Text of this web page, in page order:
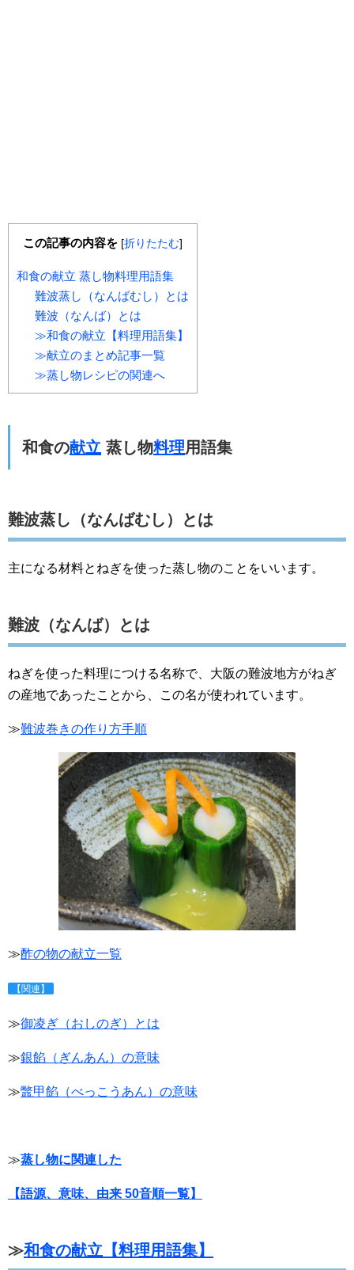
この記事の内容を [折りたたむ]
和食の献立 蒸し物料理用語集
難波蒸し（なんばむし）とは
難波（なんば）とは
≫和食の献立【料理用語集】
≫献立のまとめ記事一覧
≫蒸し物レシピの関連へ
和食の献立 蒸し物料理用語集
難波蒸し（なんばむし）とは
主になる材料とねぎを使った蒸し物のことをいいます。
難波（なんば）とは
ねぎを使った料理につける名称で、大阪の難波地方がねぎ
の産地であったことから、この名が使われています。
≫難波巻きの作り方手順
≫酢の物の献立一覧
【関連】
≫御凌ぎ（おしのぎ）とは
≫銀餡（ぎんあん）の意味
≫鼈甲餡（べっこうあん）の意味
≫蒸し物に関連した
【語源、意味、由来 50音順一覧】
≫和食の献立【料理用語集】